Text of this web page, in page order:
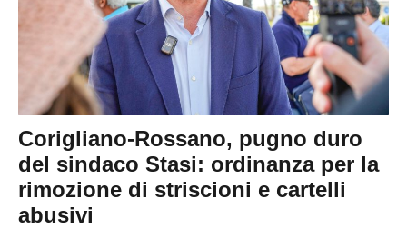
Corigliano-Rossano, pugno duro
del sindaco Stasi: ordinanza per la
rimozione di striscioni e cartelli
abusivi